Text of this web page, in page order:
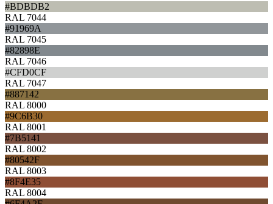
#BDBDB2
RAL 7044
#91969A
RAL 7045
#82898E
RAL 7046
#CFD0CF
RAL 7047
#887142
RAL 8000
#9C6B30
RAL 8001
#7B5141
RAL 8002
#80542F
RAL 8003
#8F4E35
RAL 8004